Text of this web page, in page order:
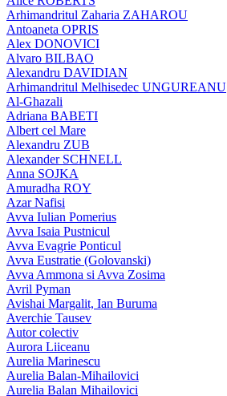
Arhimandritul Zaharia ZAHAROU
Antoaneta OPRIS
Alex DONOVICI
Alvaro BILBAO
Alexandru DAVIDIAN
Arhimandritul Melhisedec UNGUREANU
Al-Ghazali
Adriana BABETI
Albert cel Mare
Alexandru ZUB
Alexander SCHNELL
Anna SOJKA
Amuradha ROY
Azar Nafisi
Avva Iulian Pomerius
Avva Isaia Pustnicul
Avva Evagrie Ponticul
Avva Eustratie (Golovanski)
Avva Ammona si Avva Zosima
Avril Pyman
Avishai Margalit, Ian Buruma
Averchie Tausev
Autor colectiv
Aurora Liiceanu
Aurelia Marinescu
Aurelia Balan-Mihailovici
Aurelia Balan Mihailovici